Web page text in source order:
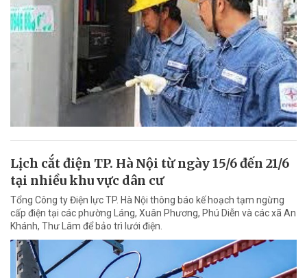
Lịch cắt điện TP. Hà Nội từ ngày 15/6 đến 21/6
tại nhiều khu vực dân cư
Tổng Công ty Điện lực TP. Hà Nội thông báo kế hoạch tạm ngừng
cấp điện tại các phường Láng, Xuân Phương, Phú Diễn và các xã An
Khánh, Thư Lâm để bảo trì lưới điện.